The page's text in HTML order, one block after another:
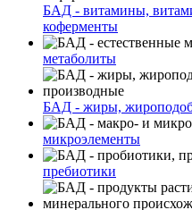
БАД - витамины,
коферменты
метаболиты
БАД - жиры,
микроэлементы
пребиотики